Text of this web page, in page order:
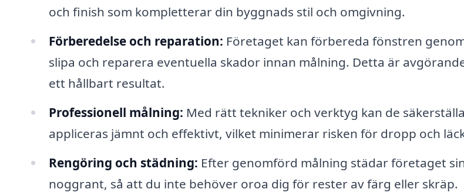
och finish som kompletterar din byggnads stil och omgivning.
Förberedelse och reparation: Företaget kan förbereda fönstren
slipa och reparera eventuella skador innan målning. Detta är
ett hållbart resultat.
Professionell målning: Med rätt tekniker och verktyg kan de
appliceras jämnt och effektivt, vilket minimerar risken för dropp och
Rengöring och städning: Efter genomförd målning städar företaget
noggrant, så att du inte behöver oroa dig för rester av färg eller skräp.